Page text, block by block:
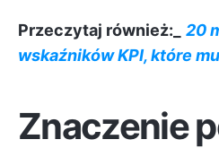
Przeczytaj również:_
20
wskaźników KPI, które
Znaczenie